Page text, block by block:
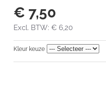
€ 7,50
Excl. BTW: € 6,20
Kleur keuze